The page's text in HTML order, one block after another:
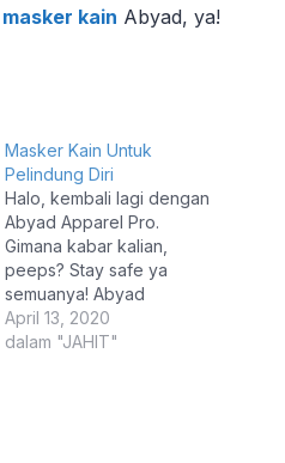
kain Abyad, ya!
Masker Kain Untuk
Pelindung Diri
Halo, kembali lagi dengan
Abyad Apparel Pro.
Gimana kabar kalian,
peeps? Stay safe ya
semuanya! Abyad
Apparel Pro balik lagi nih
bawa artikel yang
April 13, 2020
dalam "JAHIT"